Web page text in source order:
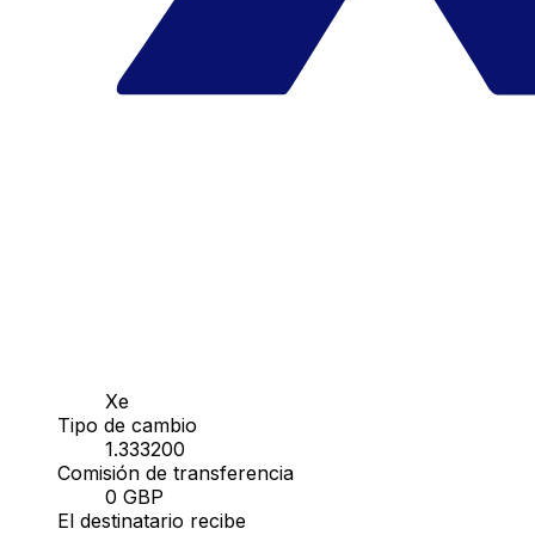
Xe
Tipo de cambio
1.333200
Comisión de transferencia
0 GBP
El destinatario recibe